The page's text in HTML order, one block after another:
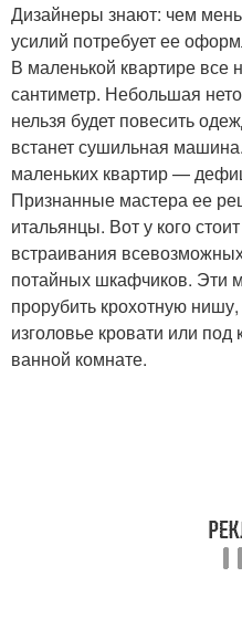
Дизайнеры знают: чем
усилий потребует ее
В маленькой квартире все
сантиметр. Небольшая
нельзя будет повесить
встанет сушильная
маленьких квартир —
Признанные мастера ее
итальянцы. Вот у кого
встраивания
потайных шкафчиков. Эти
прорубить крохотную
изголовье кровати или
ванной комнате.